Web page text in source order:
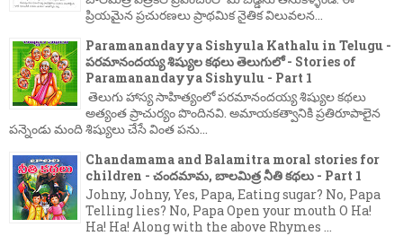
ప్రియమైన ప్రచురణలు ప్రాథమిక నైతిక విలువలన...
Paramanandayya Sishyula Kathalu in Telugu -
పరమానందయ్య శిష్యుల కథలు తెలుగులో - Stories of
Paramanandayya Sishyulu - Part 1
తెలుగు హాస్య సాహిత్యంలో పరమానందయ్య శిష్యుల కథలు
అత్యంత ప్రాచుర్యం పొందినవి. అమాయకత్వానికి ప్రతిరూపాలైన
పన్నెండు మంది శిష్యులు చేసే వింత పను...
Chandamama and Balamitra moral stories for
children - చందమామ, బాలమిత్ర నీతి కథలు - Part 1
Johny, Johny, Yes, Papa, Eating sugar? No, Papa
Telling lies? No, Papa Open your mouth O Ha!
Ha! Ha! Along with the above Rhymes ...